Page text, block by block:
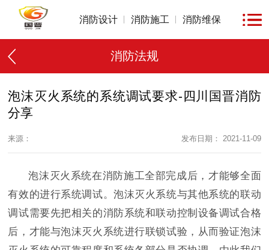
消防设计 消防施工 消防维保
消防法规
泡沫灭火系统的系统调试要求-四川国晋消防
分享
来源： 发布日期： 2021-11-09
泡沫灭火系统在消防施工全部完成后，才能够全面
有效的进行系统调试。泡沫灭火系统与其他系统的联动
调试需要先把相关的消防系统和联动控制设备调试合格
后，才能与泡沫灭火系统进行联锁试验，从而验证泡沫